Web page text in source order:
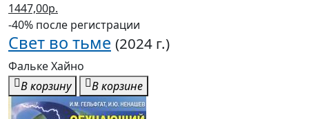
1447,00р.
-40% после регистрации
Свет во тьме (2024 г.)
Фальке Хайно
В корзину
В корзине